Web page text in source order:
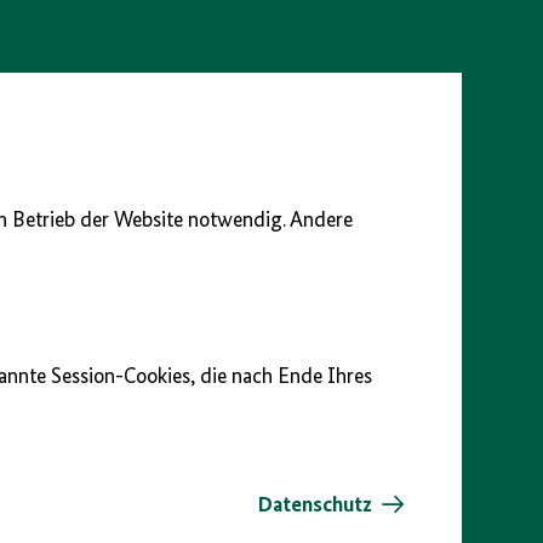
Betrieb der Website notwendig. Andere
Session-Cookies, die nach Ende Ihres
Datenschutz